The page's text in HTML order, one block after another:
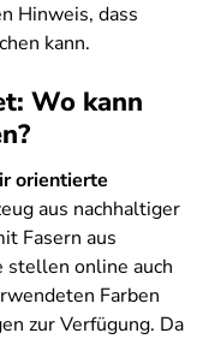
Hinweis, dass
kann.
Wo kann
orientierte
aus nachhaltiger
Fasern aus
stellen online auch
Farben
zur Verfügung. Da